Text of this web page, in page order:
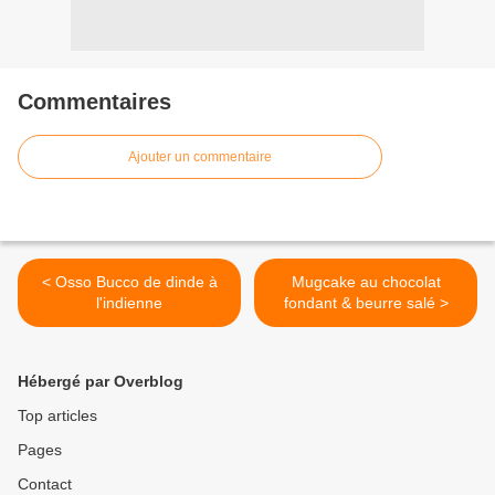
Commentaires
Ajouter un commentaire
< Osso Bucco de dinde à
l'indienne
Mugcake au chocolat
fondant & beurre salé >
Hébergé par Overblog
Top articles
Pages
Contact